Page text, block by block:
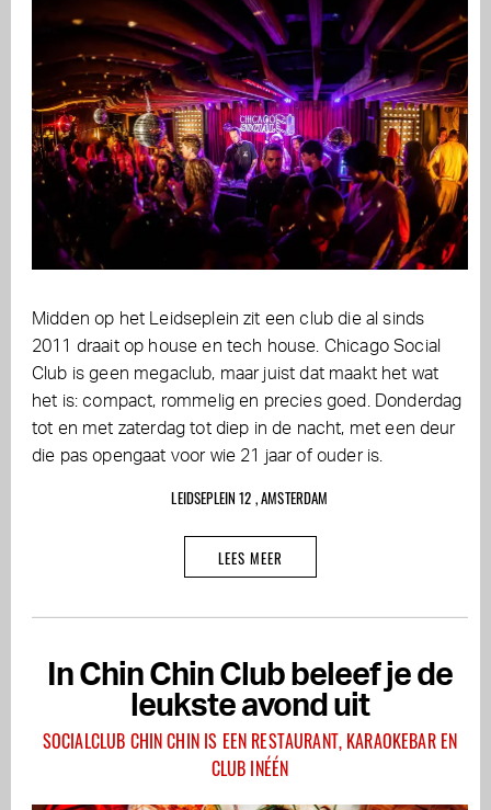
Midden op het Leidseplein zit een club die al sinds
2011 draait op house en tech house. Chicago Social
Club is geen megaclub, maar juist dat maakt het wat
het is: compact, rommelig en precies goed. Donderdag
tot en met zaterdag tot diep in de nacht, met een deur
die pas opengaat voor wie 21 jaar of ouder is.
LEIDSEPLEIN 12 , AMSTERDAM
LEES MEER
In Chin Chin Club beleef je de
leukste avond uit
SOCIALCLUB CHIN CHIN IS EEN RESTAURANT, KARAOKEBAR EN
CLUB INÉÉN